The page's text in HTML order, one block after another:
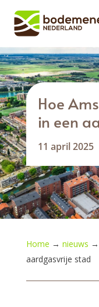
Hoe
in een
11 april 2025
Home → nieuws →
aardgasvrije stad